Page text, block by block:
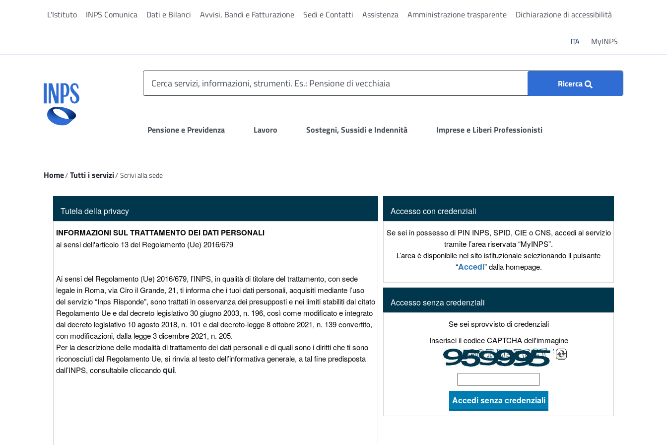
Vai al menu principale
L'Istituto INPS Comunica Dati e Bilanci Avvisi, Bandi e Fatturazione Sedi e Contatti Assistenza Amministrazione trasparente Dichiarazione di accessibilità
ITAITA MyINPS
Ricerca
Pensione e Previdenza Lavoro Sostegni, Sussidi e Indennità Imprese e Liberi Professionisti
Home Tutti i servizi Scrivi alla sede
Tutela della privacy
INFORMAZIONI SUL TRATTAMENTO DEI DATI PERSONALI
ai sensi dell'articolo 13 del Regolamento (Ue) 2016/679
Ai sensi del Regolamento (Ue) 2016/679, l’INPS, in qualità di titolare del trattamento, con sede
legale in Roma, via Ciro il Grande, 21, ti informa che i tuoi dati personali, acquisiti mediante l’uso
del servizio “Inps Risponde”, sono trattati in osservanza dei presupposti e nei limiti stabiliti dal citato
Regolamento Ue e dal decreto legislativo 30 giugno 2003, n. 196, così come modificato e integrato
dal decreto legislativo 10 agosto 2018, n. 101 e dal decreto-legge 8 ottobre 2021, n. 139 convertito,
con modificazioni, dalla legge 3 dicembre 2021, n. 205.
Per la descrizione delle modalità di trattamento dei dati personali e di quali sono i diritti che ti sono
riconosciuti dal Regolamento Ue, si rinvia al testo dell’informativa generale, a tal fine predisposta
dall’INPS, consultabile cliccandoqui.
Accesso con credenziali
Se sei in possesso di PIN INPS, SPID, CIE o CNS, accedi al servizio
tramite l’area riservata “MyINPS”.
L’area è disponibile nel sito istituzionale selezionando il pulsante
“Accedi” dalla homepage.
Accesso senza credenziali
Se sei sprovvisto di credenziali
Inserisci il codice CAPTCHA dell'immagine